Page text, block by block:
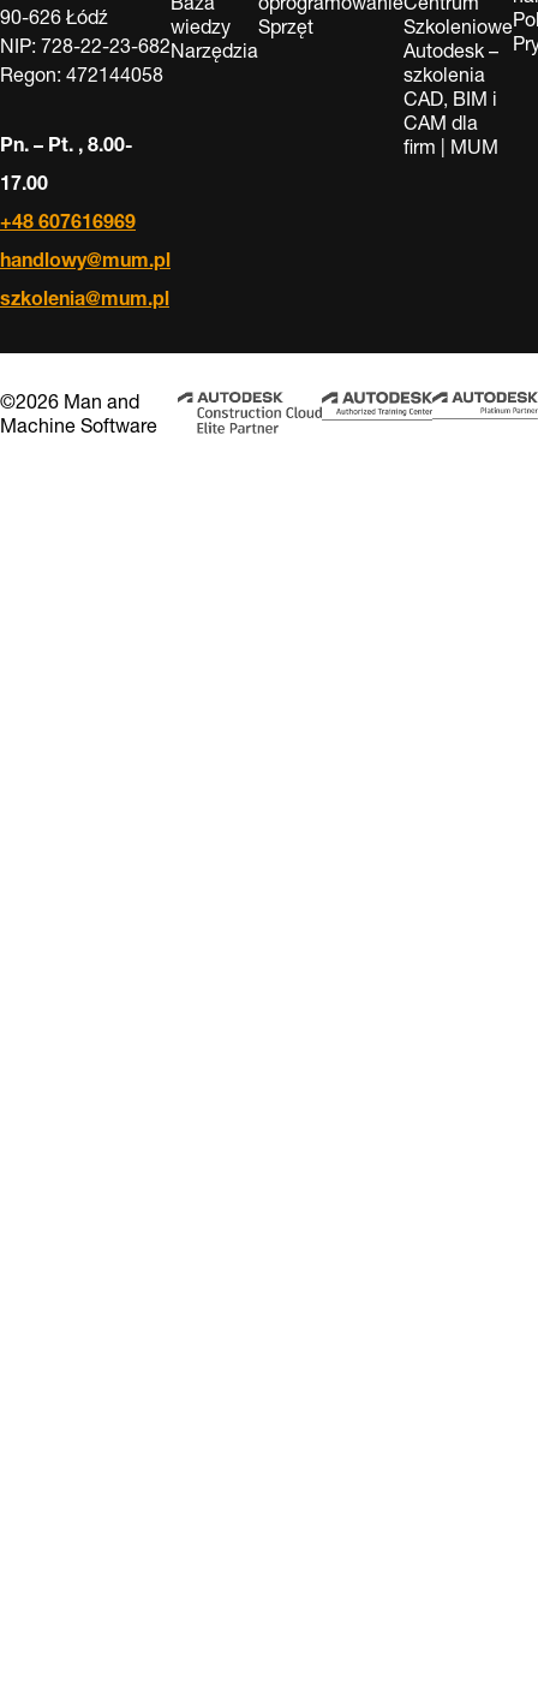
90-626 Łódź
NIP: 728-22-23-682
Regon: 472144058
Pn. – Pt. , 8.00-
17.00
+48 607616969
handlowy@mum.pl
szkolenia@mum.pl
wiedzy
Narzędzia
Sprzęt
Szkoleniowe
Autodesk –
szkolenia
CAD, BIM i
CAM dla
firm | MUM
©2026 Man and
Machine Software